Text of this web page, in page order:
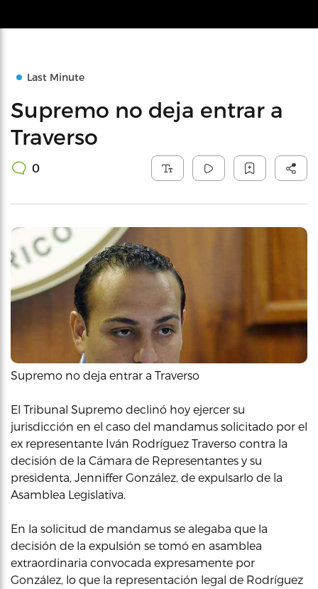
Last Minute
Supremo no deja entrar a
Traverso
0
Supremo no deja entrar a Traverso
El Tribunal Supremo declinó hoy ejercer su
jurisdicción en el caso del mandamus solicitado por el
ex representante Iván Rodríguez Traverso contra la
decisión de la Cámara de Representantes y su
presidenta, Jenniffer González, de expulsarlo de la
Asamblea Legislativa.
En la solicitud de mandamus se alegaba que la
decisión de la expulsión se tomó en asamblea
extraordinaria convocada expresamente por
González, lo que la representación legal de Rodríguez